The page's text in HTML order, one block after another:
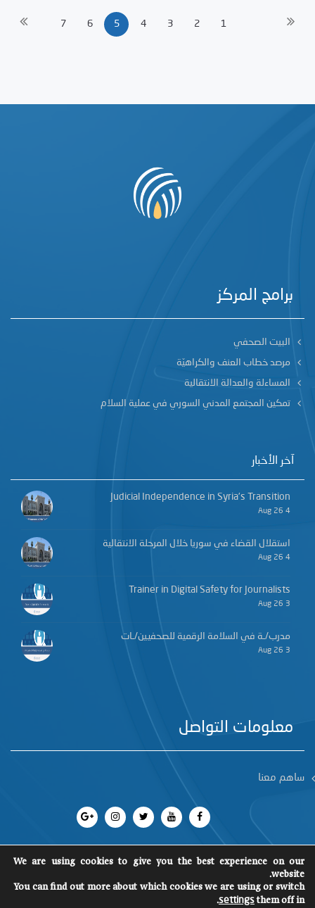
1
2
3
4
5
6
7
برامج المركز
البيت الصحفي
مرصد خطاب العنف والكراهيّة
المساءلة والعدالة الانتقالية
تمكين المجتمع المدني السوري في عملية السلام
آخر الأخبار
Judicial Independence in Syria’s Transition
4 Aug 26
استقلال القضاء في سوريا خلال المرحلة الانتقالية
4 Aug 26
Trainer in Digital Safety for Journalists
3 Aug 26
مدرب/ـة في السلامة الرقمية للصحفيين/ـات
3 Aug 26
معلومات التواصل
ساهم معنا
جميع الحقوق محفوظة 2018 SCM
©
We are using cookies to give you the best experience on our
website.
You can find out more about which cookies we are using or switch
them off in
settings
.